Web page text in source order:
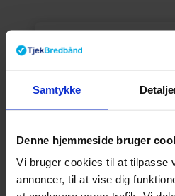
Samtykke
Denne hjemmeside bruger
Vi bruger cookies til at tilpasse
annoncer, til at vise dig
Derfor kan du trygt
brugeTjekbredbånd.dk
overblik over dine
rangerer de forskellige
priser og vores
kompenseret for at
vores
her